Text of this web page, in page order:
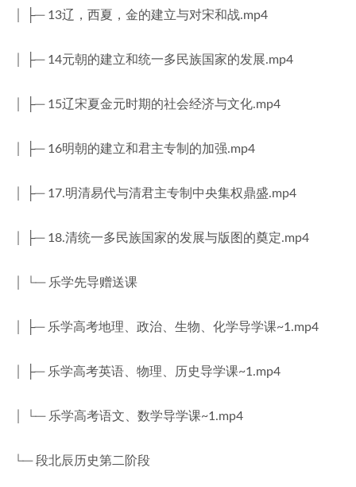
│ ├─ 13辽，西夏，金的建立与对宋和战.mp4
│ ├─ 14元朝的建立和统一多民族国家的发展.mp4
│ ├─ 15辽宋夏金元时期的社会经济与文化.mp4
│ ├─ 16明朝的建立和君主专制的加强.mp4
│ ├─ 17.明清易代与清君主专制中央集权鼎盛.mp4
│ ├─ 18.清统一多民族国家的发展与版图的奠定.mp4
│ └─ 乐学先导赠送课
│ ├─ 乐学高考地理、政治、生物、化学导学课~1.mp4
│ ├─ 乐学高考英语、物理、历史导学课~1.mp4
│ └─ 乐学高考语文、数学导学课~1.mp4
└─ 段北辰历史第二阶段